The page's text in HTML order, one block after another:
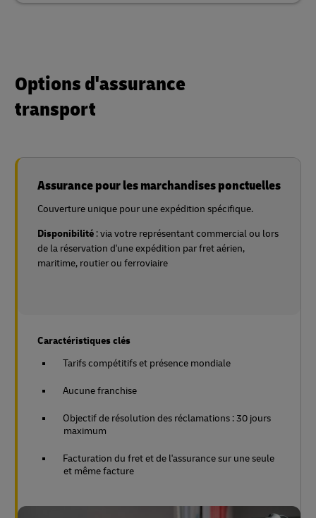
Options d'assurance
transport
Assurance pour les marchandises ponctuelles
Couverture unique pour une expédition spécifique.
Disponibilité : via votre représentant commercial ou lors
de la réservation d'une expédition par fret aérien,
maritime, routier ou ferroviaire
Caractéristiques clés
Tarifs compétitifs et présence mondiale
Aucune franchise
Objectif de résolution des réclamations : 30 jours
maximum
Facturation du fret et de l'assurance sur une seule
et même facture